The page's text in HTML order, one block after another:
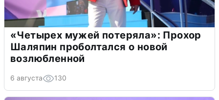
«Четырех мужей потеряла»: Прохор
Шаляпин проболтался о новой
возлюбленной
6 августа 130